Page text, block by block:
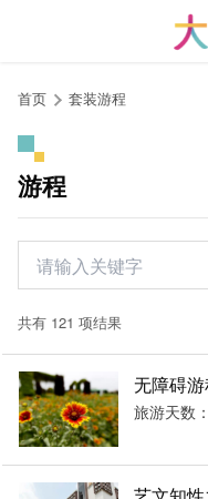
首页 套装游程
游程
共有 121 项结果
无障碍
旅游天数